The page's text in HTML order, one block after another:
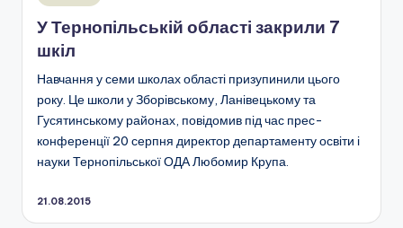
У Тернопільській області закрили 7
шкіл
Навчання у семи школах області призупинили цього
року. Це школи у Зборівському, Ланівецькому та
Гусятинському районах, повідомив під час прес-
конференції 20 серпня директор департаменту освіти і
науки Тернопільської ОДА Любомир Крупа.
21.08.2015